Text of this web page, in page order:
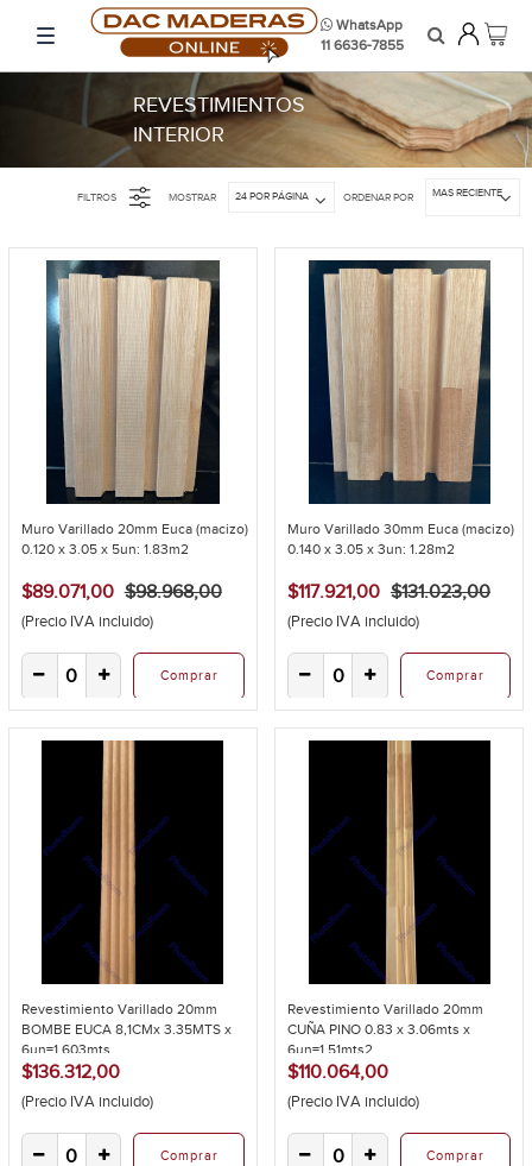
WhatsApp
11 6636-7855
REVESTIMIENTOS
INTERIOR
FILTROS MOSTRAR 24 POR PÁGINA ORDENAR POR MAS RECIENTE
Muro Varillado 20mm Euca (macizo)
0.120 x 3.05 x 5un: 1.83m2
$89.071,00 $98.968,00
(Precio IVA incluido)
Comprar
Muro Varillado 30mm Euca (macizo)
0.140 x 3.05 x 3un: 1.28m2
$117.921,00 $131.023,00
(Precio IVA incluido)
Comprar
Revestimiento Varillado 20mm
BOMBE EUCA 8,1CMx 3.35MTS x
6un=1.603mts...
$136.312,00
(Precio IVA incluido)
Comprar
Revestimiento Varillado 20mm
CUÑA PINO 0.83 x 3.06mts x
6un=1.51mts2
$110.064,00
(Precio IVA incluido)
Comprar